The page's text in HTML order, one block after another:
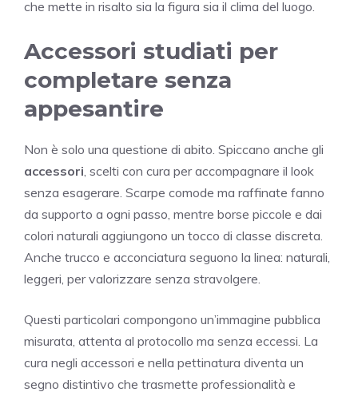
che mette in risalto sia la figura sia il clima del luogo.
Accessori studiati per
completare senza
appesantire
Non è solo una questione di abito. Spiccano anche gli
accessori , scelti con cura per accompagnare il look
senza esagerare. Scarpe comode ma raffinate fanno
da supporto a ogni passo, mentre borse piccole e dai
colori naturali aggiungono un tocco di classe discreta.
Anche trucco e acconciatura seguono la linea: naturali,
leggeri, per valorizzare senza stravolgere.
Questi particolari compongono un’immagine pubblica
misurata, attenta al protocollo ma senza eccessi. La
cura negli accessori e nella pettinatura diventa un
segno distintivo che trasmette professionalità e